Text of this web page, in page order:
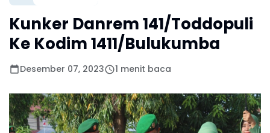
Kunker Danrem 141/Toddopuli
Ke Kodim 1411/Bulukumba
Desember 07, 2023 1 menit baca